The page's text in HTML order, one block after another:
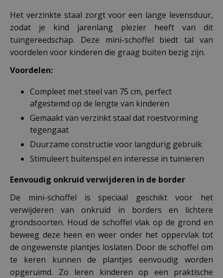
Het verzinkte staal zorgt voor een lange levensduur,
zodat je kind jarenlang plezier heeft van dit
tuingereedschap. Deze mini-schoffel biedt tal van
voordelen voor kinderen die graag buiten bezig zijn.
Voordelen:
Compleet met steel van 75 cm, perfect
afgestemd op de lengte van kinderen
Gemaakt van verzinkt staal dat roestvorming
tegengaat
Duurzame constructie voor langdurig gebruik
Stimuleert buitenspel en interesse in tuinieren
Eenvoudig onkruid verwijderen in de border
De mini-schoffel is speciaal geschikt voor het
verwijderen van onkruid in borders en lichtere
grondsoorten. Houd de schoffel vlak op de grond en
beweeg deze heen en weer onder het oppervlak tot
de ongewenste plantjes loslaten. Door de schoffel om
te keren kunnen de plantjes eenvoudig worden
opgeruimd. Zo leren kinderen op een praktische